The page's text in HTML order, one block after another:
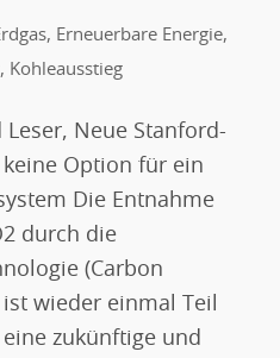
, Erneuerbare Energie,
, Kohleausstieg
Leser, Neue Stanford-
keine Option für ein
Die Entnahme
durch die
(Carbon
wieder einmal Teil
zukünftige und